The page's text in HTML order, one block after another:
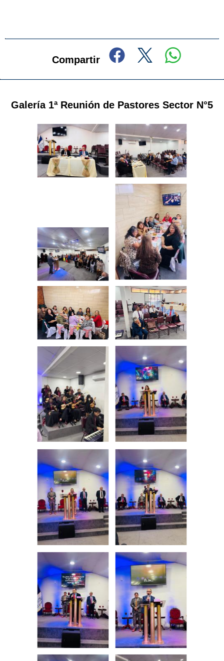
Compartir
Galería 1ª Reunión de Pastores Sector N°5